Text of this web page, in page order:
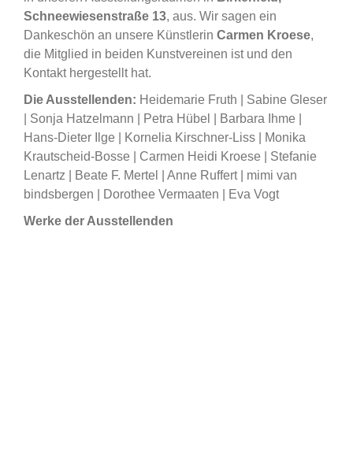
Schneewiesenstraße 13, aus. Wir sagen ein
Dankeschön an unsere Künstlerin Carmen Kroese,
die Mitglied in beiden Kunstvereinen ist und den
Kontakt hergestellt hat.
Die Ausstellenden: Heidemarie Fruth | Sabine Gleser
| Sonja Hatzelmann | Petra Hübel | Barbara Ihme |
Hans-Dieter Ilge | Kornelia Kirschner-Liss | Monika
Krautscheid-Bosse | Carmen Heidi Kroese | Stefanie
Lenartz | Beate F. Mertel | Anne Ruffert | mimi van
bindsbergen | Dorothee Vermaaten | Eva Vogt
Werke der Ausstellenden